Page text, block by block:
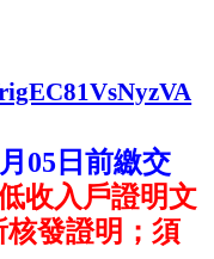
月 05 日前繳交
收入戶證明文
發證明；須